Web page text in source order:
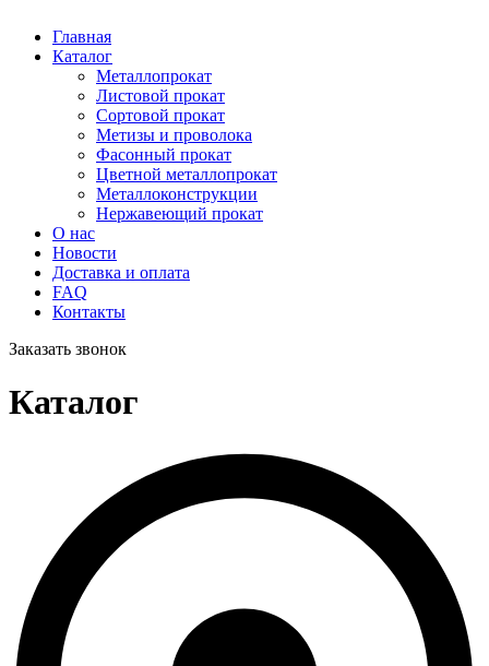
Главная
Каталог
Металлопрокат
Листовой прокат
Сортовой прокат
Метизы и проволока
Фасонный прокат
Цветной металлопрокат
Металлоконструкции
Нержавеющий прокат
О нас
Новости
Доставка и оплата
FAQ
Контакты
Заказать звонок
Каталог